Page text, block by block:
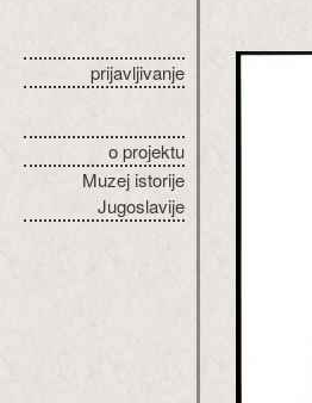
prijavljivanje
o projektu
Muzej istorije
Jugoslavije